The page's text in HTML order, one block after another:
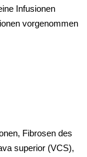
Infusionen
vorgenommen
Fibrosen des
superior (VCS),